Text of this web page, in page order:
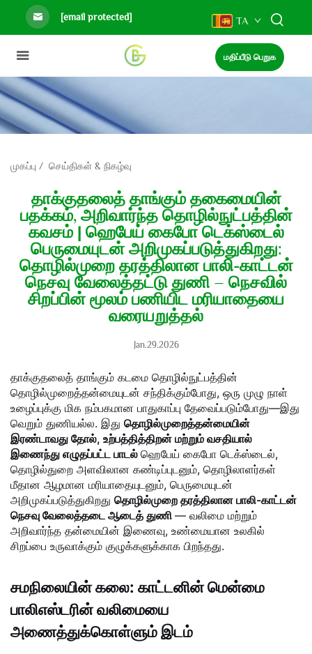
[email protected] TA
மதிப்பீடு பெறுக
முகப்பு / செய்திகள் & நிகழ்வு
தாக்குதலைத் தாங்கும் தகைமையின்
பதக்கம், அறிவார்ந்த தொழில்நுட்பத்தின்
கவசம் | ஹெபேய் கைபோ டெக்ஸ்டைல்
பெருமையுடன் அறிமுகப்படுத்துகிறது:
தொழில்முறை தரத்திலான பாலி-காட்டன்
நெசவு வேலைத்தட்டு துணி – நெசவில்
சிறப்பின் மூலம் பணியிட மரியாதையை
வரையறுத்தல்
Jan.29.2026
தாக்குதலைத் தாங்கும் கடமை தொழில்நுட்பத்தின்
தொழில்முறைத்தன்மையுடன் சந்திக்கும்போது, ஒரு முழு நாள்
உழைப்புக்கு மிக நம்பகமான பாதுகாப்பு தேவைப்படும்போது—இது
வெறும் துணியல்ல. இது தொழில்முறைத்தன்மையின்
இரண்டாவது தோல், உற்பத்தித்திறன் மற்றும் வசதியால்
இணைந்து எழுதப்பட்ட பாடல் ஹெபேய் கைபோ டெக்ஸ்டைல்,
தொழில்துறை அளவிலான கண்டிப்புடனும், தொழிலாளர்கள்
மீதான ஆழமான மரியாதையுடனும், பெருமையுடன்
அறிமுகப்படுத்துகிறது தொழில்முறை தரத்திலான பாலி-காட்டன்
நெசவு வேலைத்தடை ஆடைத் துணி — வலிமை மற்றும்
அறிவார்ந்த தன்மையின் இணைவு, உண்மையான உலகில்
சிறப்பை உருவாக்கும் குழுக்களுக்காக பிறந்தது.
சமநிலையின் கலை: காட்டனின் மென்மை
பாலிஎஸ்டரின் வலிமையை
அணைத்துக்கொள்ளும் இடம்